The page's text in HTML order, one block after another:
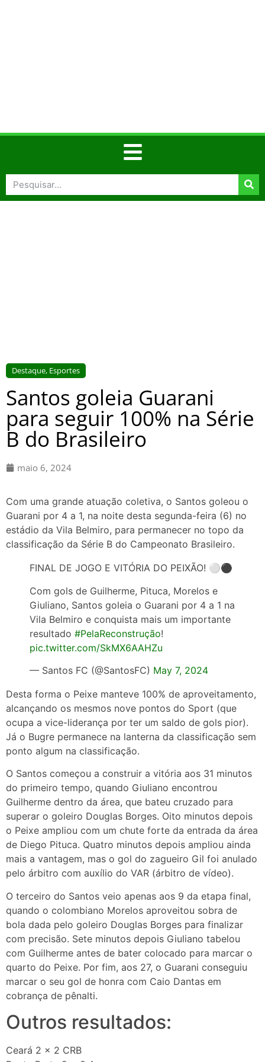
Destaque, Esportes
Santos goleia Guarani
para seguir 100% na Série
B do Brasileiro
maio 6, 2024
Com uma grande atuação coletiva, o Santos goleou o
Guarani por 4 a 1, na noite desta segunda-feira (6) no
estádio da Vila Belmiro, para permanecer no topo da
classificação da Série B do Campeonato Brasileiro.
FINAL DE JOGO E VITÓRIA DO PEIXÃO! ⚪️⚫️
Com gols de Guilherme, Pituca, Morelos e
Giuliano, Santos goleia o Guarani por 4 a 1 na
Vila Belmiro e conquista mais um importante
resultado #PelaReconstrução!
pic.twitter.com/SkMX6AAHZu
— Santos FC (@SantosFC) May 7, 2024
Desta forma o Peixe manteve 100% de aproveitamento,
alcançando os mesmos nove pontos do Sport (que
ocupa a vice-liderança por ter um saldo de gols pior).
Já o Bugre permanece na lanterna da classificação sem
ponto algum na classificação.
O Santos começou a construir a vitória aos 31 minutos
do primeiro tempo, quando Giuliano encontrou
Guilherme dentro da área, que bateu cruzado para
superar o goleiro Douglas Borges. Oito minutos depois
o Peixe ampliou com um chute forte da entrada da área
de Diego Pituca. Quatro minutos depois ampliou ainda
mais a vantagem, mas o gol do zagueiro Gil foi anulado
pelo árbitro com auxílio do VAR (árbitro de vídeo).
O terceiro do Santos veio apenas aos 9 da etapa final,
quando o colombiano Morelos aproveitou sobra de
bola dada pelo goleiro Douglas Borges para finalizar
com precisão. Sete minutos depois Giuliano tabelou
com Guilherme antes de bater colocado para marcar o
quarto do Peixe. Por fim, aos 27, o Guarani conseguiu
marcar o seu gol de honra com Caio Dantas em
cobrança de pênalti.
Outros resultados:
Ceará 2 x 2 CRB